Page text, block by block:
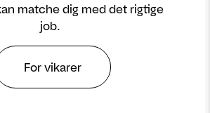
matche dig med det rigtige
job.
For vikarer